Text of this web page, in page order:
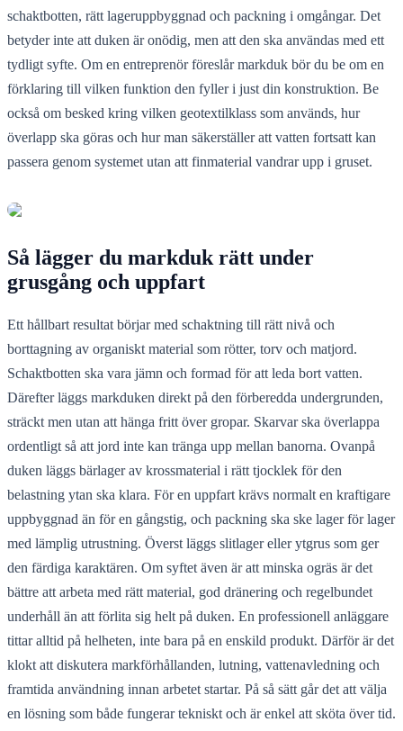
schaktbotten, rätt lageruppbyggnad och packning i omgångar. Det
betyder inte att duken är onödig, men att den ska användas med ett
tydligt syfte. Om en entreprenör föreslår markduk bör du be om en
förklaring till vilken funktion den fyller i just din konstruktion. Be
också om besked kring vilken geotextilklass som används, hur
överlapp ska göras och hur man säkerställer att vatten fortsatt kan
passera genom systemet utan att finmaterial vandrar upp i gruset.
Så lägger du markduk rätt under
grusgång och uppfart
Ett hållbart resultat börjar med schaktning till rätt nivå och
borttagning av organiskt material som rötter, torv och matjord.
Schaktbotten ska vara jämn och formad för att leda bort vatten.
Därefter läggs markduken direkt på den förberedda undergrunden,
sträckt men utan att hänga fritt över gropar. Skarvar ska överlappa
ordentligt så att jord inte kan tränga upp mellan banorna. Ovanpå
duken läggs bärlager av krossmaterial i rätt tjocklek för den
belastning ytan ska klara. För en uppfart krävs normalt en kraftigare
uppbyggnad än för en gångstig, och packning ska ske lager för lager
med lämplig utrustning. Överst läggs slitlager eller ytgrus som ger
den färdiga karaktären. Om syftet även är att minska ogräs är det
bättre att arbeta med rätt material, god dränering och regelbundet
underhåll än att förlita sig helt på duken. En professionell anläggare
tittar alltid på helheten, inte bara på en enskild produkt. Därför är det
klokt att diskutera markförhållanden, lutning, vattenavledning och
framtida användning innan arbetet startar. På så sätt går det att välja
en lösning som både fungerar tekniskt och är enkel att sköta över tid.